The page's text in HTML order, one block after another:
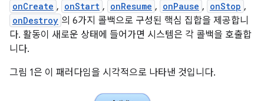
onCreate , onStart , onResume , onPause , onStop ,
onDestroy 의 6가지 콜백으로 구성된 핵심 집합을 제공합니
다. 활동이 새로운 상태에 들어가면 시스템은 각 콜백을 호출합
니다.
그림 1은 이 패러다임을 시각적으로 나타낸 것입니다.